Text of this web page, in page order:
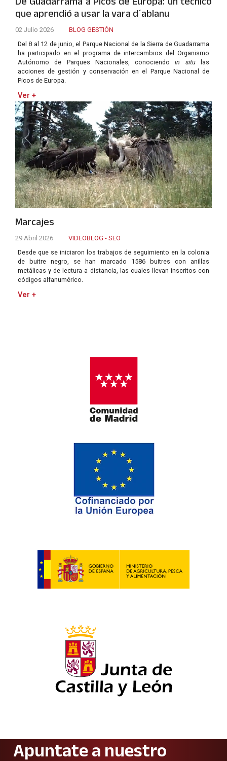
que aprendió a usar la vara d´ablanu
02 Julio 2026
BLOG GESTIÓN
Del 8 al 12 de junio, el Parque Nacional de la Sierra de Guadarrama
ha participado en el programa de intercambios del Organismo
Autónomo de Parques Nacionales, conociendoin situlas
acciones de gestión y conservación en el Parque Nacional de
Picos de Europa.
Ver +
Marcajes
29 Abril 2026
VIDEOBLOG - SEO
Desde que se iniciaron los trabajos de seguimiento en la colonia
de buitre negro, se han marcado 1586 buitres con anillas
metálicas y de lectura a distancia, las cuales llevan inscritos con
códigos alfanumérico.
Ver +
Apuntate a nuestro